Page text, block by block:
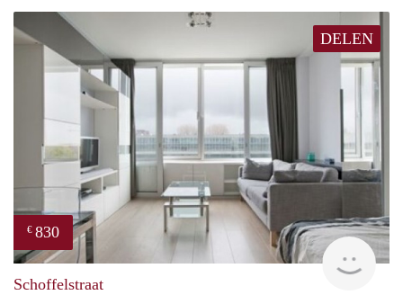
DELEN
€ 830
Schoffelstraat